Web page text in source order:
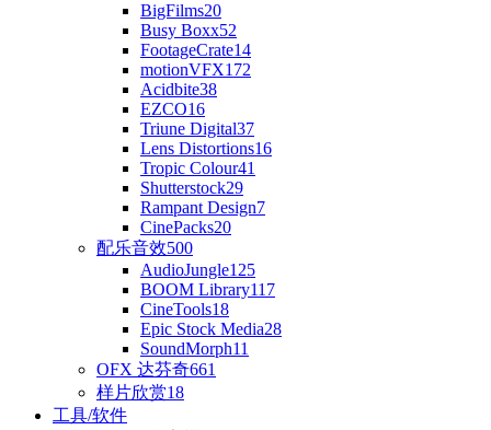
BigFilms20
Busy Boxx52
FootageCrate14
motionVFX172
Acidbite38
EZCO16
Triune Digital37
Lens Distortions16
Tropic Colour41
Shutterstock29
Rampant Design7
CinePacks20
配乐音效500
AudioJungle125
BOOM Library117
CineTools18
Epic Stock Media28
SoundMorph11
OFX 达芬奇661
样片欣赏18
工具/软件